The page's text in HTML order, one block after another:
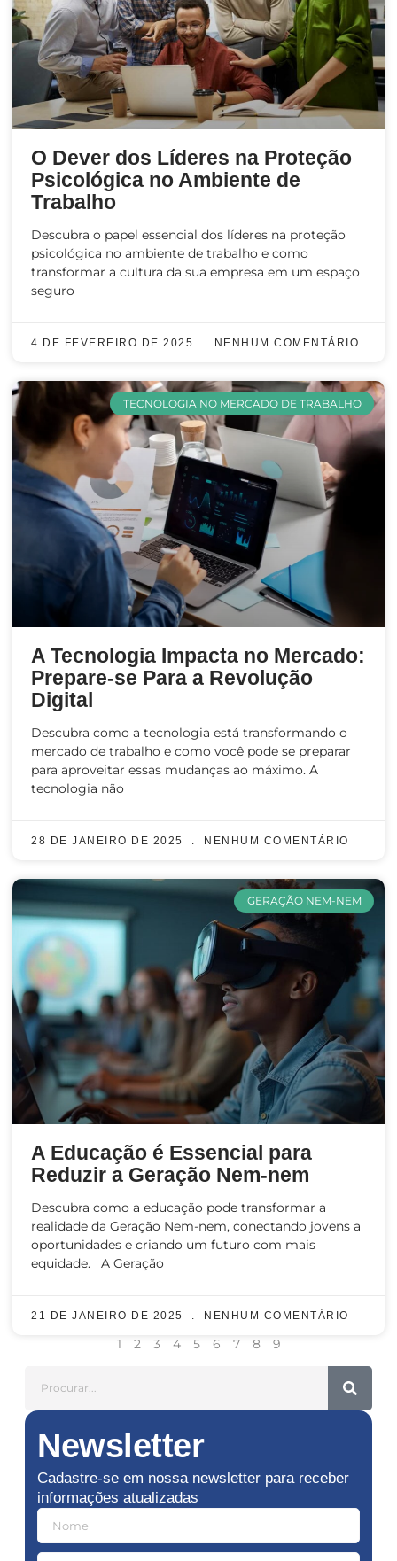
O Dever dos Líderes na Proteção
Psicológica no Ambiente de
Trabalho
Descubra o papel essencial dos líderes na proteção
psicológica no ambiente de trabalho e como
transformar a cultura da sua empresa em um espaço
seguro
4 DE FEVEREIRO DE 2025 NENHUM COMENTÁRIO
TECNOLOGIA NO MERCADO DE TRABALHO
A Tecnologia Impacta no Mercado:
Prepare-se Para a Revolução
Digital
Descubra como a tecnologia está transformando o
mercado de trabalho e como você pode se preparar
para aproveitar essas mudanças ao máximo. A
tecnologia não
28 DE JANEIRO DE 2025 NENHUM COMENTÁRIO
GERAÇÃO NEM-NEM
A Educação é Essencial para
Reduzir a Geração Nem-nem
Descubra como a educação pode transformar a
realidade da Geração Nem-nem, conectando jovens a
oportunidades e criando um futuro com mais
equidade. A Geração
21 DE JANEIRO DE 2025 NENHUM COMENTÁRIO
1 2 3 4 5 6 7 8 9
Newsletter
Cadastre-se em nossa newsletter para receber
informações atualizadas